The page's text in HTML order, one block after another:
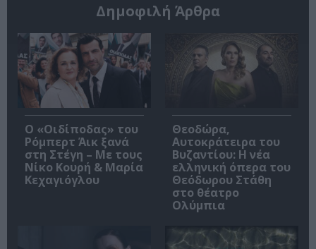
Δημοφιλή Άρθρα
O «Οιδίποδας» του
Ρόμπερτ Άικ ξανά
στη Στέγη – Με τους
Νίκο Κουρή & Μαρία
Κεχαγιόγλου
Θεοδώρα,
Αυτοκράτειρα του
Βυζαντίου: Η νέα
ελληνική όπερα του
Θεόδωρου Στάθη
στο θέατρο
Ολύμπια